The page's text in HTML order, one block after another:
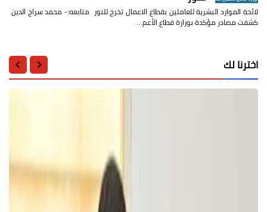
لائحة الموارد البشرية للعاملين بقطاع الاعمال تخرج للنور متابعه:- محمد سراج الدين
كشفت مصادر مؤكدة بوزارة قطاع الأعم…
اخترنا لك